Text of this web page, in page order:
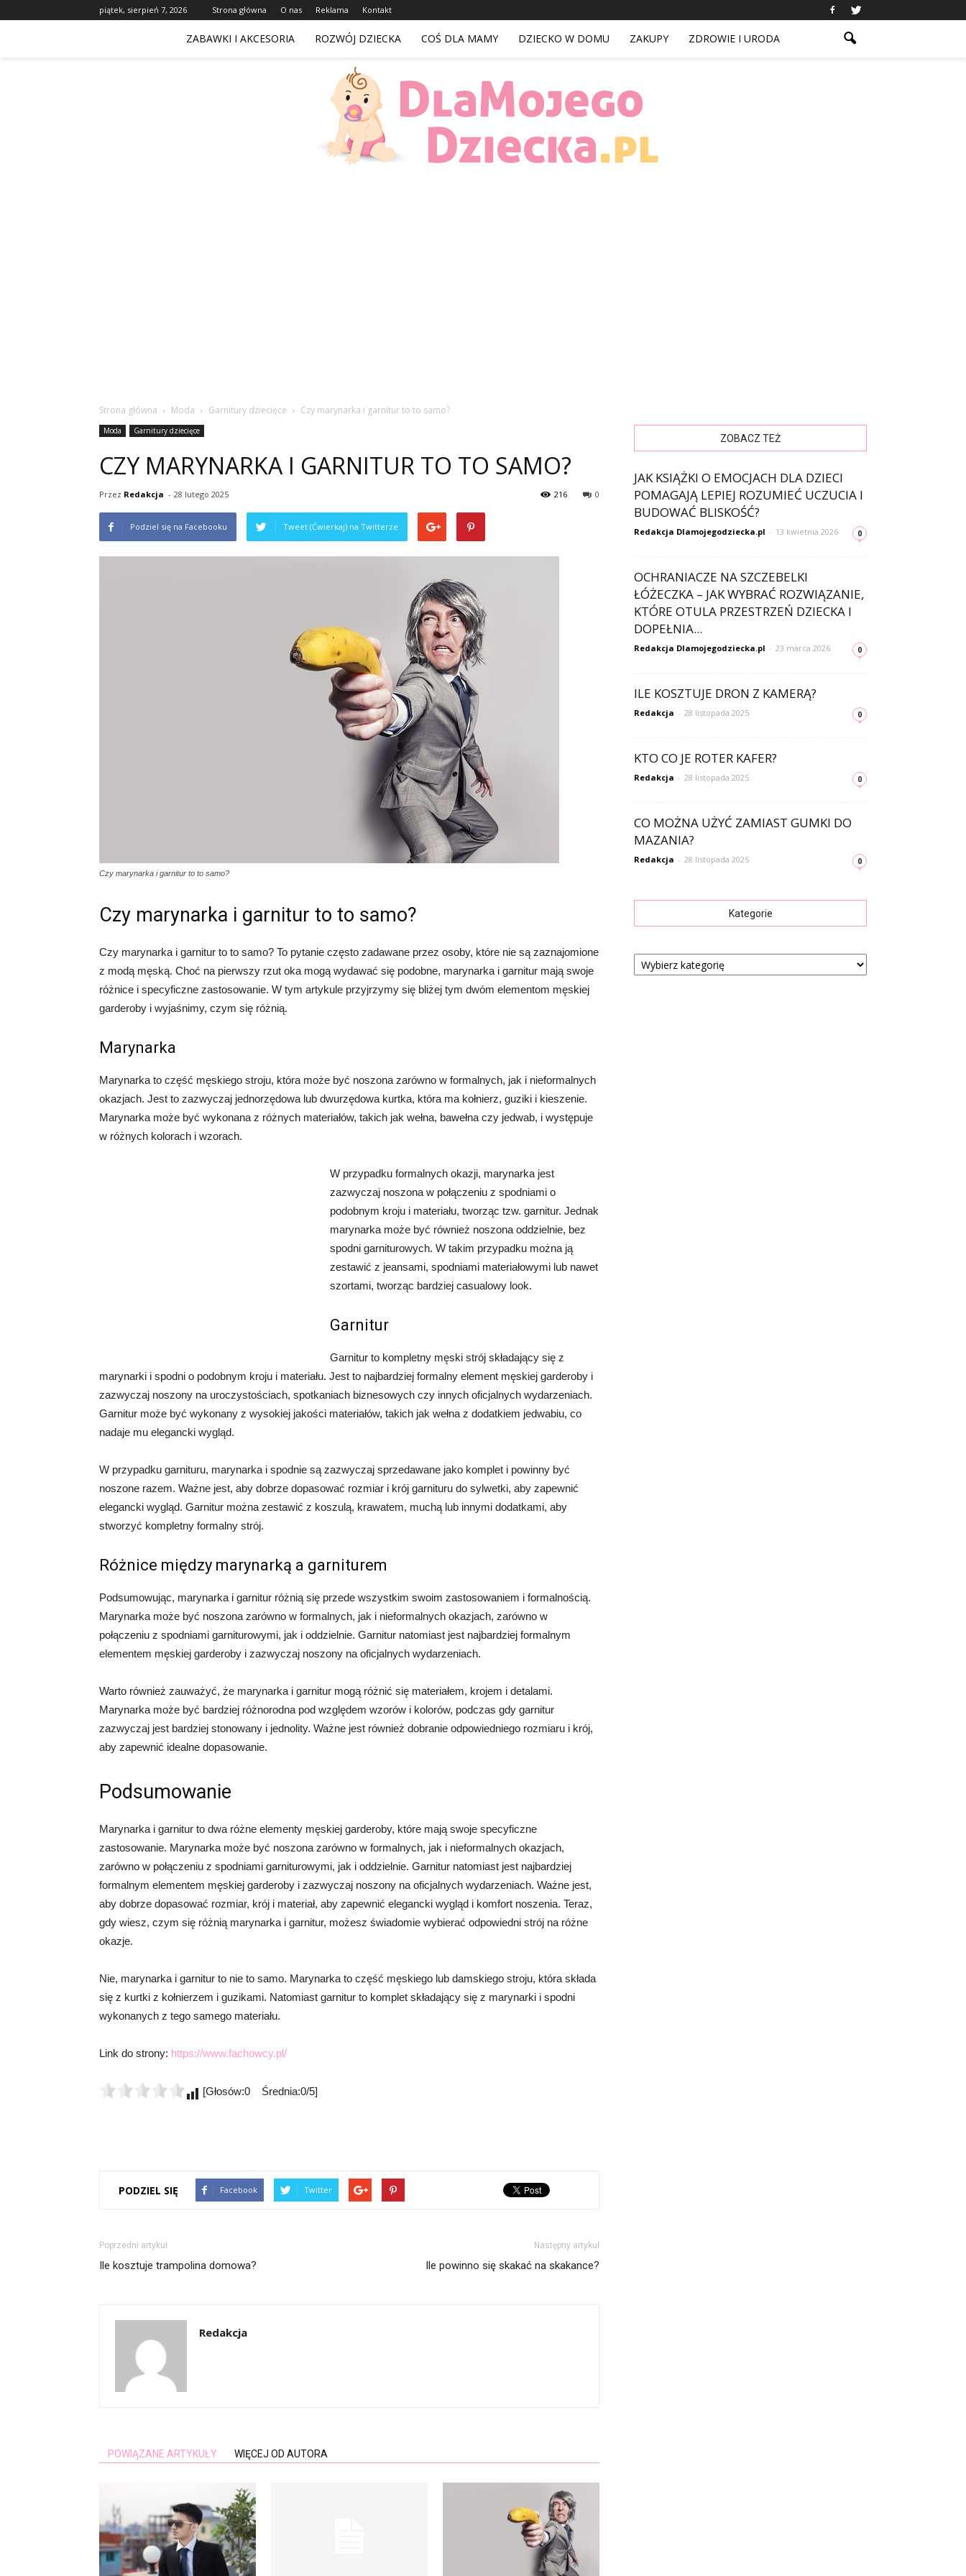
piątek, sierpień 7, 2026 Strona główna O nas Reklama Kontakt
ZABAWKI I AKCESORIA ROZWÓJ DZIECKA COŚ DLA MAMY DZIECKO W DOMU ZAKUPY ZDROWIE I URODA
Strona główna Moda Garnitury dziecięce Czy marynarka i garnitur to to samo?
Moda Garnitury dziecięce
CZY MARYNARKA I GARNITUR TO TO SAMO?
Przez Redakcja - 28 lutego 2025 0
216
Podziel się na Facebooku Tweet (Ćwierkaj) na Twitterze
Czy marynarka i garnitur to to samo?
Czy marynarka i garnitur to to samo?
Czy marynarka i garnitur to to samo? To pytanie często zadawane przez osoby, które nie są zaznajomione
z modą męską. Choć na pierwszy rzut oka mogą wydawać się podobne, marynarka i garnitur mają swoje
różnice i specyficzne zastosowanie. W tym artykule przyjrzymy się bliżej tym dwóm elementom męskiej
garderoby i wyjaśnimy, czym się różnią.
Marynarka
Marynarka to część męskiego stroju, która może być noszona zarówno w formalnych, jak i nieformalnych
okazjach. Jest to zazwyczaj jednorzędowa lub dwurzędowa kurtka, która ma kołnierz, guziki i kieszenie.
Marynarka może być wykonana z różnych materiałów, takich jak wełna, bawełna czy jedwab, i występuje
w różnych kolorach i wzorach.
W przypadku formalnych okazji, marynarka jest
zazwyczaj noszona w połączeniu z spodniami o
podobnym kroju i materiału, tworząc tzw. garnitur. Jednak
marynarka może być również noszona oddzielnie, bez
spodni garniturowych. W takim przypadku można ją
zestawić z jeansami, spodniami materiałowymi lub nawet
szortami, tworząc bardziej casualowy look.
Garnitur
Garnitur to kompletny męski strój składający się z
marynarki i spodni o podobnym kroju i materiału. Jest to najbardziej formalny element męskiej garderoby i
zazwyczaj noszony na uroczystościach, spotkaniach biznesowych czy innych oficjalnych wydarzeniach.
Garnitur może być wykonany z wysokiej jakości materiałów, takich jak wełna z dodatkiem jedwabiu, co
nadaje mu elegancki wygląd.
W przypadku garnituru, marynarka i spodnie są zazwyczaj sprzedawane jako komplet i powinny być
noszone razem. Ważne jest, aby dobrze dopasować rozmiar i krój garnituru do sylwetki, aby zapewnić
elegancki wygląd. Garnitur można zestawić z koszulą, krawatem, muchą lub innymi dodatkami, aby
stworzyć kompletny formalny strój.
Różnice między marynarką a garniturem
Podsumowując, marynarka i garnitur różnią się przede wszystkim swoim zastosowaniem i formalnością.
Marynarka może być noszona zarówno w formalnych, jak i nieformalnych okazjach, zarówno w
połączeniu z spodniami garniturowymi, jak i oddzielnie. Garnitur natomiast jest najbardziej formalnym
elementem męskiej garderoby i zazwyczaj noszony na oficjalnych wydarzeniach.
Warto również zauważyć, że marynarka i garnitur mogą różnić się materiałem, krojem i detalami.
Marynarka może być bardziej różnorodna pod względem wzorów i kolorów, podczas gdy garnitur
zazwyczaj jest bardziej stonowany i jednolity. Ważne jest również dobranie odpowiedniego rozmiaru i krój,
aby zapewnić idealne dopasowanie.
Podsumowanie
Marynarka i garnitur to dwa różne elementy męskiej garderoby, które mają swoje specyficzne
zastosowanie. Marynarka może być noszona zarówno w formalnych, jak i nieformalnych okazjach,
zarówno w połączeniu z spodniami garniturowymi, jak i oddzielnie. Garnitur natomiast jest najbardziej
formalnym elementem męskiej garderoby i zazwyczaj noszony na oficjalnych wydarzeniach. Ważne jest,
aby dobrze dopasować rozmiar, krój i materiał, aby zapewnić elegancki wygląd i komfort noszenia. Teraz,
gdy wiesz, czym się różnią marynarka i garnitur, możesz świadomie wybierać odpowiedni strój na różne
okazje.
Nie, marynarka i garnitur to nie to samo. Marynarka to część męskiego lub damskiego stroju, która składa
się z kurtki z kołnierzem i guzikami. Natomiast garnitur to komplet składający się z marynarki i spodni
wykonanych z tego samego materiału.
Link do strony: https://www.fachowcy.pl/
[Głosów:0 Średnia:0/5]
PODZIEL SIĘ Facebook Twitter
Poprzedni artykuł
Ile kosztuje trampolina domowa?
Następny artykuł
Ile powinno się skakać na skakance?
Redakcja
POWIĄZANE ARTYKUŁY WIĘCEJ OD AUTORA
ZOBACZ TEŻ
JAK KSIĄŻKI O EMOCJACH DLA DZIECI
POMAGAJĄ LEPIEJ ROZUMIEĆ UCZUCIA I
BUDOWAĆ BLISKOŚĆ?
Redakcja Dlamojegodziecka.pl - 13 kwietnia 2026 0
OCHRANIACZE NA SZCZEBELKI
ŁÓŻECZKA – JAK WYBRAĆ ROZWIĄZANIE,
KTÓRE OTULA PRZESTRZEŃ DZIECKA I
DOPEŁNIA...
Redakcja Dlamojegodziecka.pl - 23 marca 2026 0
ILE KOSZTUJE DRON Z KAMERĄ?
Redakcja - 28 listopada 2025 0
KTO CO JE ROTER KAFER?
Redakcja - 28 listopada 2025 0
CO MOŻNA UŻYĆ ZAMIAST GUMKI DO
MAZANIA?
Redakcja - 28 listopada 2025 0
Kategorie
Kategorie